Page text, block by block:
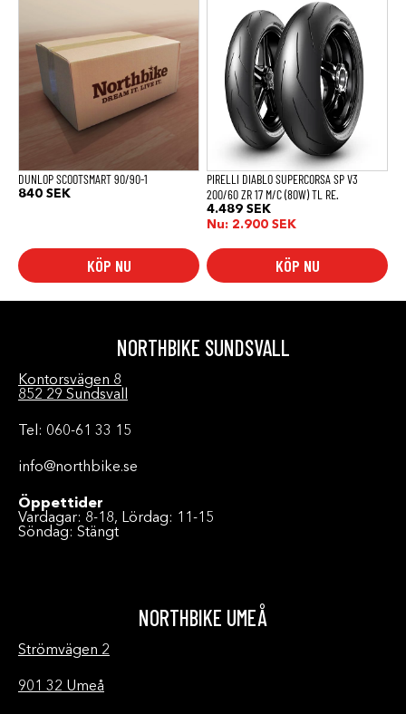
DUNLOP SCOOTSMART 90/90-1
840 SEK
KÖP NU
PIRELLI DIABLO SUPERCORSA SP V3
200/60 ZR 17 M/C (80W) TL RE.
4.489 SEK
Nu: 2.900 SEK
KÖP NU
NORTHBIKE SUNDSVALL
Kontorsvägen 8
852 29 Sundsvall
Tel: 060-61 33 15
info@northbike.se
Öppettider
Vardagar: 8-18, Lördag: 11-15
Söndag: Stängt
NORTHBIKE UMEÅ
Strömvägen 2
901 32 Umeå